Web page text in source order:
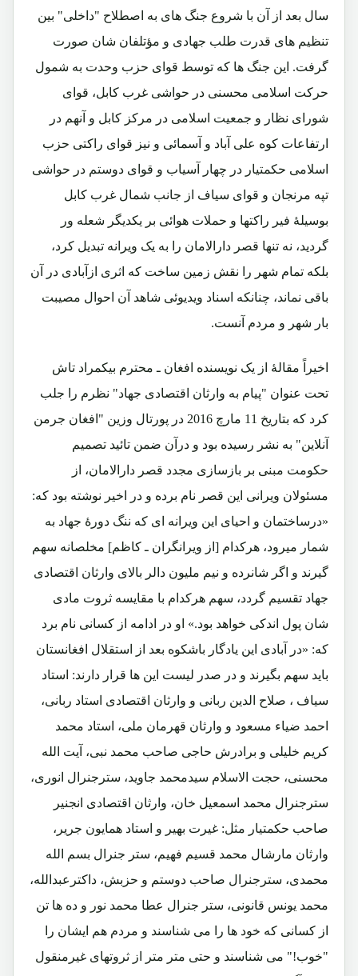
سال بعد از آن با شروع جنگ های به اصطلاح "داخلی" بین
تنظیم های قدرت طلب جهادی و مؤتلفان شان صورت
گرفت. این جنگ ها که توسط قوای حزب وحدت به شمول
حرکت اسلامی محسنی در حواشی غرب کابل، قوای
شورای نظار و جمعیت اسلامی در مرکز کابل و آنهم در
ارتفاعات کوه علی آباد و آسمائی و نیز قوای راکتی حزب
اسلامی حکمتیار در چهار آسیاب و قوای دوستم در حواشی
تپه مرنجان و قوای سیاف از جانب شمال غرب کابل
بوسیلۀ فیر راکتها و حملات هوائی بر یکدیگر شعله ور
گردید، نه تنها قصر دارالامان را به یک ویرانه تبدیل کرد،
بلکه تمام شهر را نقش زمین ساخت که اثری ازآبادی در آن
باقی نماند، چنانکه اسناد ویدیوئی شاهد آن احوال مصیبت
بار شهر و مردم آنست.
اخیراً مقالۀ از یک نویسنده افغان ـ محترم بیکمراد تاش
تحت عنوان "پیام به وارثان اقتصادی جهاد" نظرم را جلب
کرد که بتاریخ 11 مارچ 2016 در پورتال وزین "افغان جرمن
آنلاین" به نشر رسیده بود و درآن ضمن تائید تصمیم
حکومت مبنی بر بازسازی مجدد قصر دارالامان، از
مسئولان ویرانی این قصر نام برده و در اخیر نوشته بود که:
«درساختمان و احیای این ویرانه ای که ننگ دورۀ جهاد به
شمار میرود، هرکدام [از ویرانگران ـ کاظم] مخلصانه سهم
گیرند و اگر شانرده و نیم ملیون دالر بالای وارثان اقتصادی
جهاد تقسیم گردد، سهم هرکدام با مقایسه ثروت مادی
شان پول اندکی خواهد بود.» او در ادامه از کسانی نام برد
که: «در آبادی این یادگار باشکوه بعد از استقلال افغانستان
باید سهم بگیرند و در صدر لیست این ها قرار دارند: استاد
سیاف ، صلاح الدین ربانی و وارثان اقتصادی استاد ربانی،
احمد ضیاء مسعود و وارثان قهرمان ملی، استاد محمد
کریم خلیلی و برادرش حاجی صاحب محمد نبی، آیت الله
محسنی، حجت الاسلام سیدمحمد جاوید، سترجنرال انوری،
سترجنرال محمد اسمعیل خان، وارثان اقتصادی انجنیر
صاحب حکمتیار مثل: غیرت بهیر و استاد همایون جریر،
وارثان مارشال محمد قسیم فهیم، ستر جنرال بسم الله
محمدی، سترجنرال صاحب دوستم و حزبش، داکترعبدالله،
محمد یونس قانونی، ستر جنرال عطا محمد نور و ده ها تن
از کسانی که خود ها را می شناسند و مردم هم ایشان را
"خوب!" می شناسند و حتی متر متر از ثروتهای غیرمنقول